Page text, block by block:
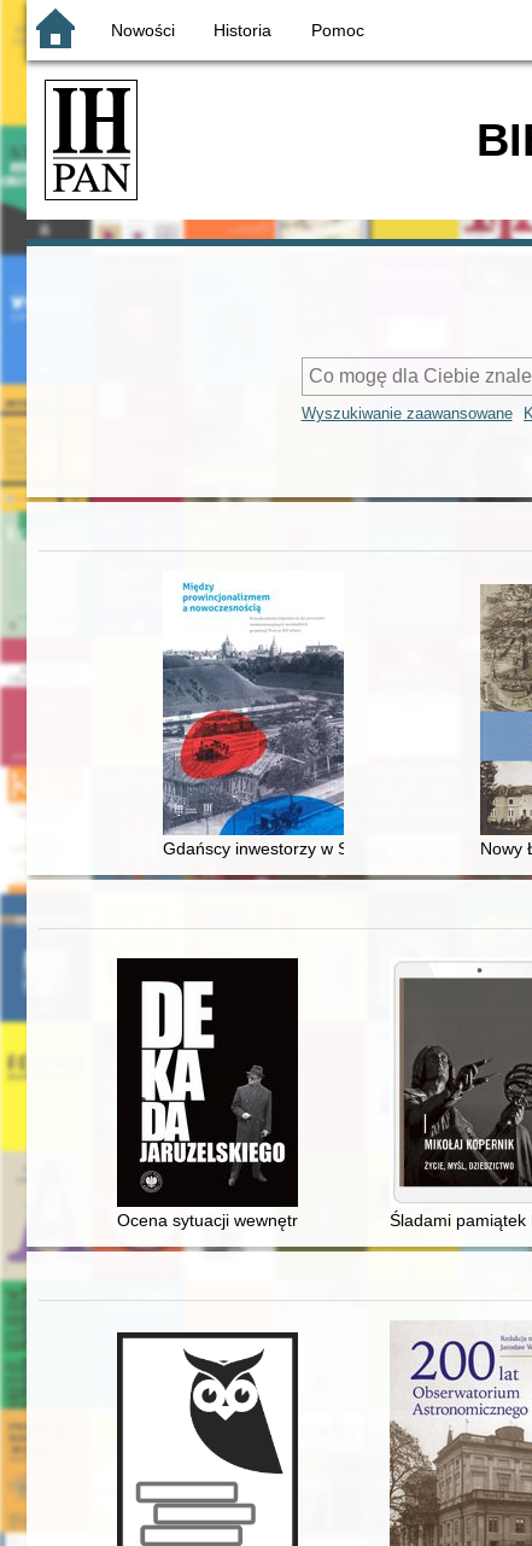
Nowości Historia Pomoc
Wyszukiwanie zaawansowane
Gdańscy inwestorzy w Sopocie : prestiż Nowy
Ocena sytuacji wewnętrznej PRL przed dojściem do
Śladami pamiątek